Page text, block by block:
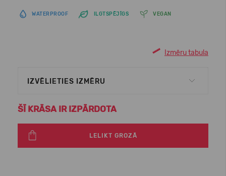
WATERPROOF ILGTSPĒJĪGS VEGAN
Izmēru tabula
IZVĒLIETIES IZMĒRU
ŠĪ KRĀSA IR IZPĀRDOTA
LELIKT GROZĀ